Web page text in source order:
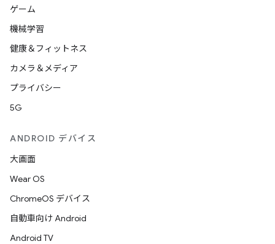
ゲーム
機械学習
健康＆フィットネス
カメラ＆メディア
プライバシー
5G
ANDROID デバイス
大画面
Wear OS
ChromeOS デバイス
自動車向け Android
Android TV